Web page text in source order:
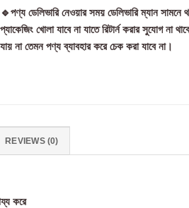
🔹পণ্য ডেলিভারি নেওয়ার সময় ডেলিভারি ম্যান সামনে
প্যাকেজিং খোলা যাবে না যাতে রিটার্ন করার সুযোগ না
যায় না তেমন পণ্য ব্যাবহার করে চেক করা যাবে না।
REVIEWS (0)
করে